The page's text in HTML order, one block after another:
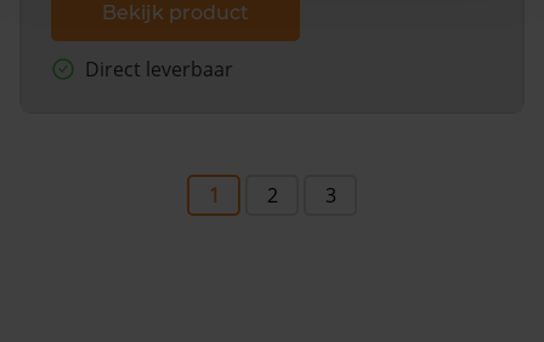
Bekijk product
Direct leverbaar
1 2 3